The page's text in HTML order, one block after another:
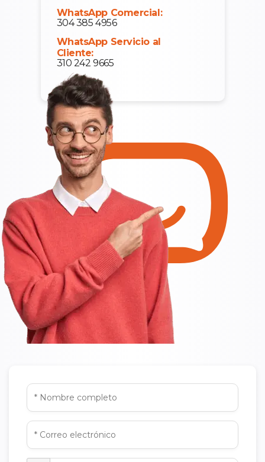
WhatsApp Comercial:
304 385 4956
WhatsApp Servicio al
Cliente:
310 242 9665